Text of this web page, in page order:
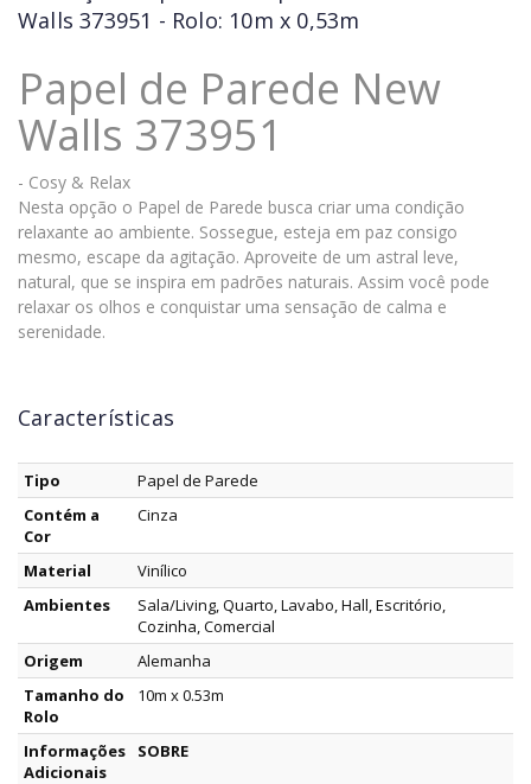
Walls 373951 - Rolo: 10m x 0,53m
Papel de Parede New
Walls 373951
- Cosy & Relax
Nesta opção o Papel de Parede busca criar uma condição
relaxante ao ambiente. Sossegue, esteja em paz consigo
mesmo, escape da agitação. Aproveite de um astral leve,
natural, que se inspira em padrões naturais. Assim você pode
relaxar os olhos e conquistar uma sensação de calma e
serenidade.
Características
Tipo
Papel de Parede
Contém a
Cor
Cinza
Material
Vinílico
Ambientes
Sala/Living, Quarto, Lavabo, Hall, Escritório,
Cozinha, Comercial
Origem
Alemanha
Tamanho do
Rolo
10m x 0.53m
Informações
Adicionais
SOBRE